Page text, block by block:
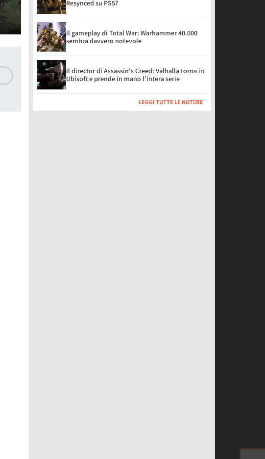
Resynced su PS5?
Il gameplay di Total War: Warhammer 40.000
sembra davvero notevole
Il director di Assassin's Creed: Valhalla torna in
Ubisoft e prende in mano l'intera serie
LEGGI TUTTE LE NOTIZIE